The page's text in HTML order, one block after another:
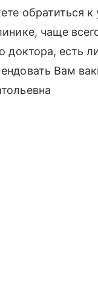
обратиться
чаще
доктора, есть
Вам